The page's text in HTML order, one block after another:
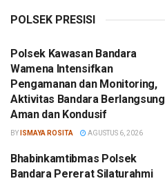
POLSEK PRESISI
Polsek Kawasan Bandara
Wamena Intensifkan
Pengamanan dan Monitoring,
Aktivitas Bandara Berlangsung
Aman dan Kondusif
BY ISMAYA ROSITA AGUSTUS 6, 2026
Bhabinkamtibmas Polsek
Bandara Pererat Silaturahmi